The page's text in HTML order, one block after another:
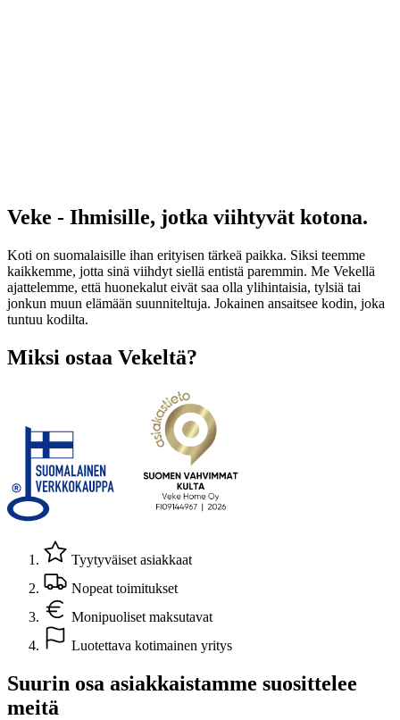
Veke - Ihmisille, jotka viihtyvät kotona.
Koti on suomalaisille ihan erityisen tärkeä paikka. Siksi teemme
kaikkemme, jotta sinä viihdyt siellä entistä paremmin. Me Vekellä
ajattelemme, että huonekalut eivät saa olla ylihintaisia, tylsiä tai
jonkun muun elämään suunniteltuja. Jokainen ansaitsee kodin, joka
tuntuu kodilta.
Miksi ostaa Vekeltä?
Tyytyväiset asiakkaat
Nopeat toimitukset
Monipuoliset maksutavat
Luotettava kotimainen yritys
Suurin osa asiakkaistamme suosittelee
meitä